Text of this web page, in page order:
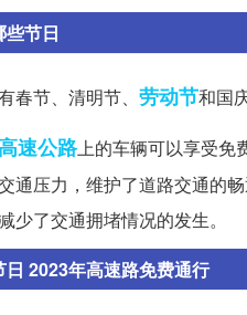
节日
春节、清明节、 劳动节和国
速公路上的车辆可以享受免
通压力，维护了道路交通的
少了交通拥堵情况的发生。
2023年高速路免费通行